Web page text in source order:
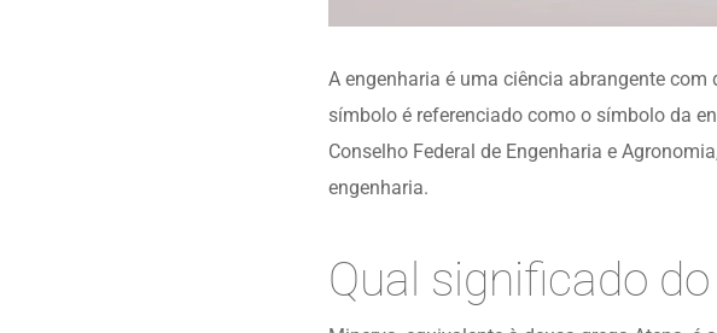
A engenharia é uma ciência abrangente
símbolo é referenciado como o símbolo da
Conselho Federal de Engenharia e
engenharia.
Qual significado